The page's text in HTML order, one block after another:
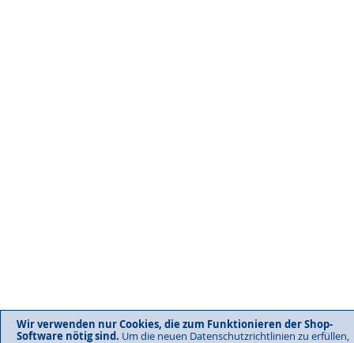
Wir verwenden nur Cookies, die zum Funktionieren der Shop-
Software nötig sind. Um die neuen Datenschutzrichtlinien zu erfüllen,